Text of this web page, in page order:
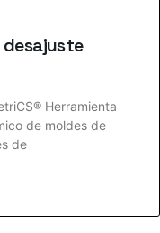
desajuste
Herramienta
de moldes de
de